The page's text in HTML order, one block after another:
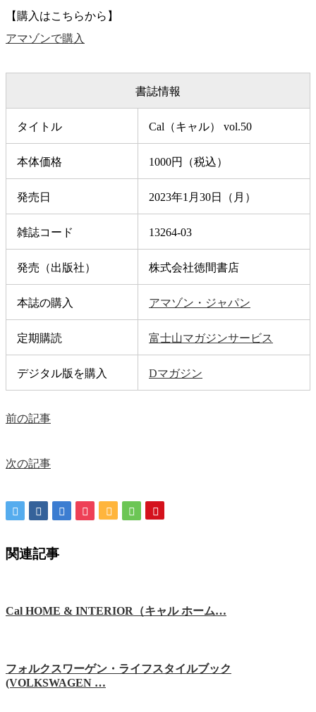
【購入はこちらから】
アマゾンで購入
書誌情報
タイトル Cal（キャル） vol.50
本体価格 1000円（税込）
発売日 2023年1月30日（月）
雑誌コード 13264-03
発売（出版社） 株式会社徳間書店
本誌の購入 アマゾン・ジャパン
定期購読 富士山マガジンサービス
デジタル版を購入 Dマガジン
前の記事
次の記事
関連記事
Cal HOME & INTERIOR（キャル ホーム…
フォルクスワーゲン・ライフスタイルブック
(VOLKSWAGEN …